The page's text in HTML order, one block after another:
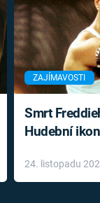
ZAJÍMAVOSTI
Smrt
Hudební
léky
24. listopadu